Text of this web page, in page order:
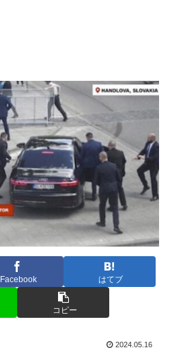
Facebook はてブ
コピー
2024.05.16